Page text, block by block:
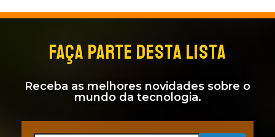
FAÇA PARTE DESTA LISTA
Receba as melhores novidades sobre o
mundo da tecnologia.